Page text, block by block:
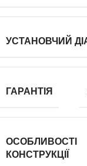
УСТАНОВЧИЙ
ГАРАНТІЯ
ОСОБЛИВОСТІ
КОНСТРУКЦІЇ